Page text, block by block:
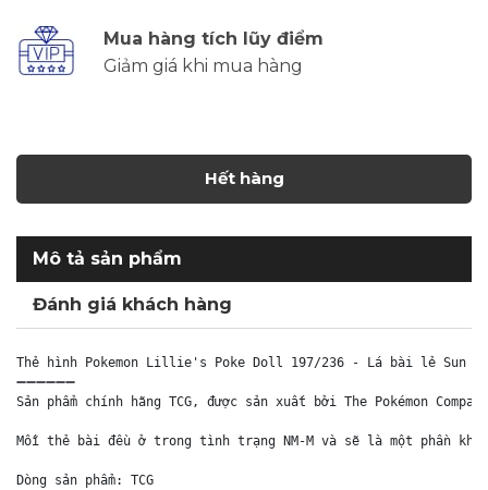
Mua hàng tích lũy điểm
Giảm giá khi mua hàng
Hết hàng
Mô tả sản phẩm
Đánh giá khách hàng
Thẻ hình Pokemon Lillie's Poke Doll 197/236 - Lá bài lẻ Sun &
➖➖➖➖➖➖
Sản phẩm chính hãng TCG, được sản xuất bởi The Pokémon
Mỗi thẻ bài đều ở trong tình trạng NM-M và sẽ là một phần
Dòng sản phẩm: TCG